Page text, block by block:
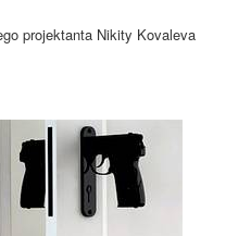
projektanta Nikity Kovaleva